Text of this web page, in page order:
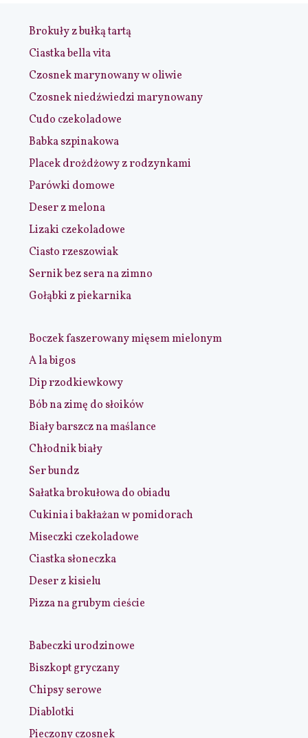
Brokuły z bułką tartą
Ciastka bella vita
Czosnek marynowany w oliwie
Czosnek niedźwiedzi marynowany
Cudo czekoladowe
Babka szpinakowa
Placek drożdżowy z rodzynkami
Parówki domowe
Deser z melona
Lizaki czekoladowe
Ciasto rzeszowiak
Sernik bez sera na zimno
Gołąbki z piekarnika
Boczek faszerowany mięsem mielonym
A la bigos
Dip rzodkiewkowy
Bób na zimę do słoików
Biały barszcz na maślance
Chłodnik biały
Ser bundz
Sałatka brokułowa do obiadu
Cukinia i bakłażan w pomidorach
Miseczki czekoladowe
Ciastka słoneczka
Deser z kisielu
Pizza na grubym cieście
Babeczki urodzinowe
Biszkopt gryczany
Chipsy serowe
Diablotki
Pieczony czosnek